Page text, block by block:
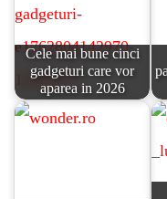
Cele mai bune cinci
gadgeturi care vor
aparea in 2026